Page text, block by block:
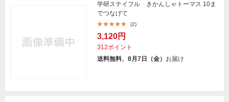
学研ステイフル きかんしゃトーマス 10ま
でつなげて
(2)
3,120円
312ポイント
送料無料、8月7日（金） お届け